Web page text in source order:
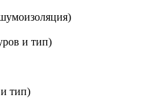
и тип)
тип)